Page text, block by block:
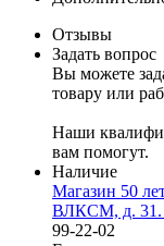
Отзывы
Задать вопрос
Вы можете
товару или
Наши
вам помогут.
Наличие
Магазин 50
ВЛКСМ, д. 31.
99-22-02